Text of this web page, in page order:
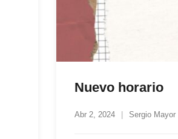
Nuevo horario
Abr 2, 2024 Sergio Mayor